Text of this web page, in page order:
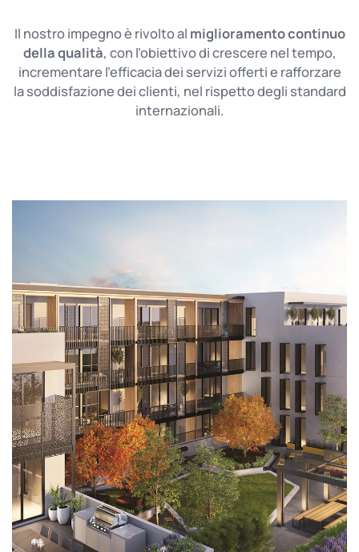
Il nostro impegno è rivolto al miglioramento continuo
della qualità, con l’obiettivo di crescere nel tempo,
incrementare l’efficacia dei servizi offerti e rafforzare
la soddisfazione dei clienti, nel rispetto degli standard
internazionali.